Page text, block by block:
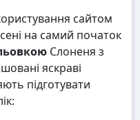
сайтом
на самий початок
Слоненя з
яскраві
підготувати